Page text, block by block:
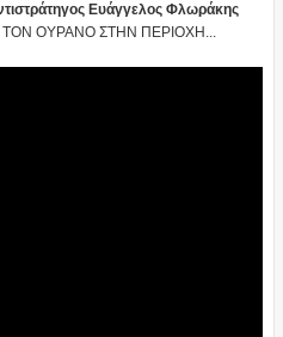
Ευάγγελος Φλωράκης
ΤΟΝ ΟΥΡΑΝΟ ΣΤΗΝ ΠΕΡΙΟΧΗ...